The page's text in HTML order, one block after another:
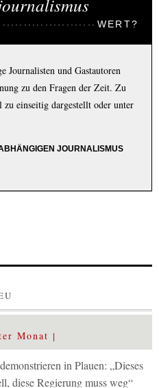
WERT?
Journalisten und Gastautoren
zu den Fragen der Zeit. Zu
einseitig dargestellt oder unter
JOURNALISMUS
Monat
in Plauen: „Dieses
diese Regierung muss weg“